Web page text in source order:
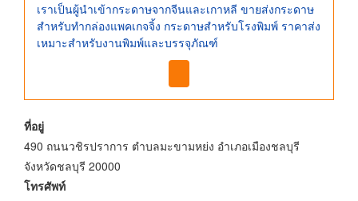
เราเป็นผู้นำเข้ากระดาษจากจีนและเกาหลี ขายส่งกระดาษ
สำหรับทำกล่องแพคเกจจิ้ง กระดาษสำหรับโรงพิมพ์ ราคาส่ง
เหมาะสำหรับงานพิมพ์และบรรจุภัณฑ์
ที่อยู่
490 ถนนวชิรปราการ ตำบลมะขามหย่ง อำเภอเมืองชลบุรี
จังหวัดชลบุรี 20000
โทรศัพท์